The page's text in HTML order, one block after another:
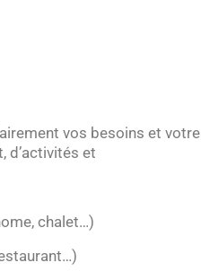
vos besoins et votre
d’activités et
chalet…)